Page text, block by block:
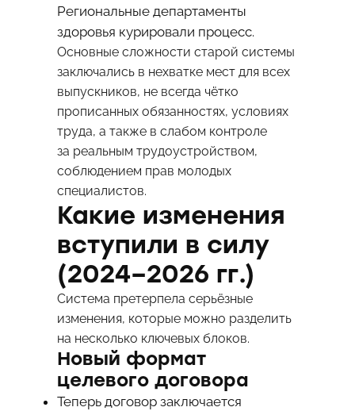
Региональные департаменты
здоровья курировали процесс.
Основные сложности старой системы
заключались в нехватке мест для всех
выпускников, не всегда чётко
прописанных обязанностях, условиях
труда, а также в слабом контроле
за реальным трудоустройством,
соблюдением прав молодых
специалистов.
Какие изменения
вступили в силу
(2024–2026 гг.)
Система претерпела серьёзные
изменения, которые можно разделить
на несколько ключевых блоков.
Новый формат
целевого договора
Теперь договор заключается